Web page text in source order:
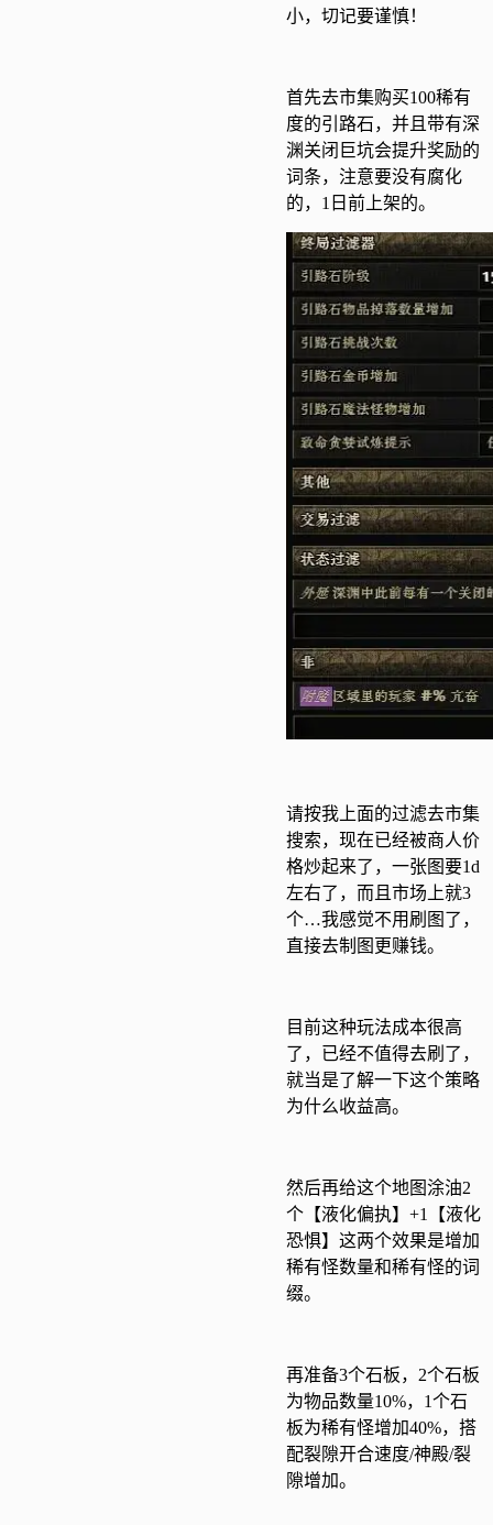
小，切记要谨慎！
首先去市集购买100稀有
度的引路石，并且带有深
渊关闭巨坑会提升奖励的
词条，注意要没有腐化
的，1日前上架的。
请按我上面的过滤去市集
搜索，现在已经被商人价
格炒起来了，一张图要1d
左右了，而且市场上就3
个…我感觉不用刷图了，
直接去制图更赚钱。
目前这种玩法成本很高
了，已经不值得去刷了，
就当是了解一下这个策略
为什么收益高。
然后再给这个地图涂油2
个【液化偏执】+1【液化
恐惧】这两个效果是增加
稀有怪数量和稀有怪的词
缀。
再准备3个石板，2个石板
为物品数量10%，1个石
板为稀有怪增加40%，搭
配裂隙开合速度/神殿/裂
隙增加。